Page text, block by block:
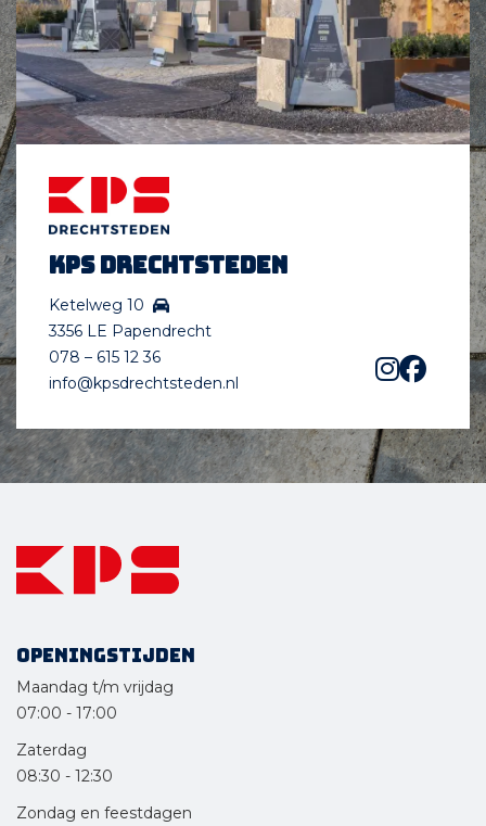
KPS Drechtsteden
Ketelweg 10
3356 LE Papendrecht
078 – 615 12 36
info@kpsdrechtsteden.nl
Openingstijden
Maandag t/m vrijdag
07:00 - 17:00
Zaterdag
08:30 - 12:30
Zondag en feestdagen